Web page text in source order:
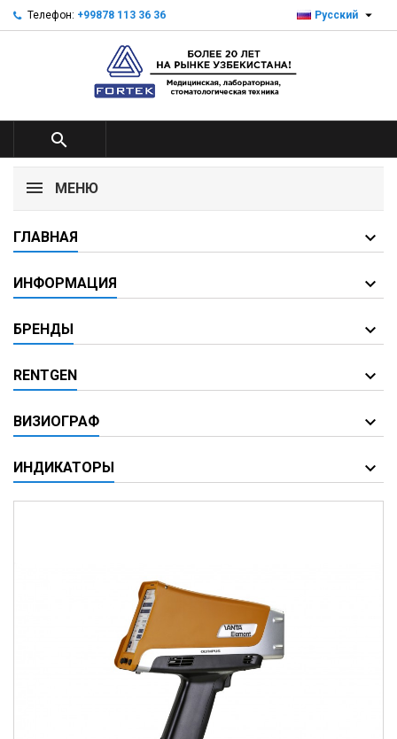
Телефон: +99878 113 36 36 Русский 

МЕНЮ
ГЛАВНАЯ
ИНФОРМАЦИЯ
БРЕНДЫ
RENTGEN
ВИЗИОГРАФ
ИНДИКАТОРЫ